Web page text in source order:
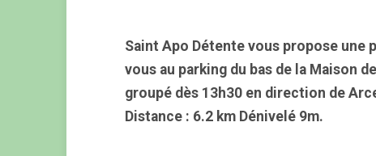
Saint Apo Détente vous propose une
vous au parking du bas de la Maison
groupé dès 13h30 en direction de
Distance : 6.2 km Dénivelé 9m.